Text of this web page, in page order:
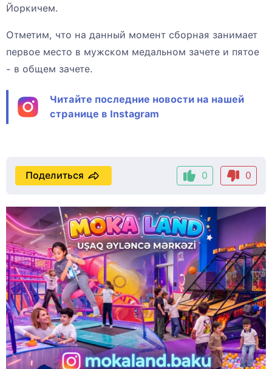
Йоркичем.
Отметим, что на данный момент сборная занимает
первое место в мужском медальном зачете и пятое
- в общем зачете.
Читайте последние новости на нашей
странице в Instagram
0 0
Поделиться